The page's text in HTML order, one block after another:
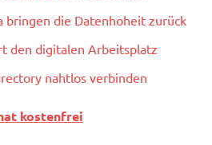
bringen die Datenhoheit zurück
den digitalen Arbeitsplatz
nahtlos verbinden
kostenfrei